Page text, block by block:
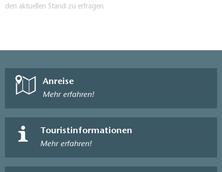
den aktuellen Stand zu erfragen.
Anreise
Mehr erfahren!
Touristinformationen
Mehr erfahren!